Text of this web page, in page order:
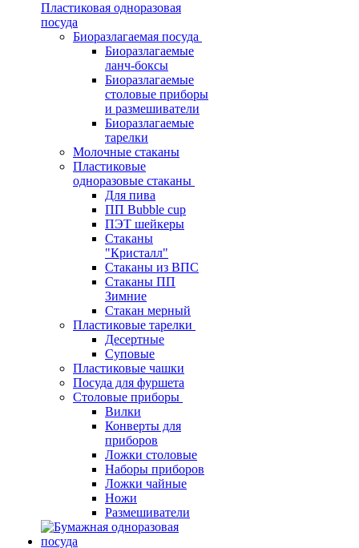
Пластиковая одноразовая
посуда
Биоразлагаемая посуда
Биоразлагаемые
ланч-боксы
Биоразлагаемые
столовые приборы
и размешиватели
Биоразлагаемые
тарелки
Молочные стаканы
Пластиковые
одноразовые стаканы
Для пива
ПП Bubble cup
ПЭТ шейкеры
Стаканы
"Кристалл"
Стаканы из ВПС
Стаканы ПП
Зимние
Стакан мерный
Пластиковые тарелки
Десертные
Суповые
Пластиковые чашки
Посуда для фуршета
Столовые приборы
Вилки
Конверты для
приборов
Ложки столовые
Наборы приборов
Ложки чайные
Ножи
Размешиватели